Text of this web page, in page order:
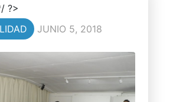
?>
JUNIO 5, 2018